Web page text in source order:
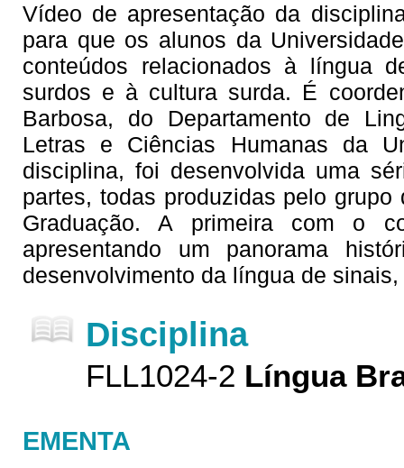
Vídeo de apresentação da
para que os alunos da
conteúdos relacionados à língua
surdos e à cultura surda. É
Barbosa, do Departamento de
Letras e Ciências Humanas da
disciplina, foi desenvolvida uma
partes, todas produzidas pelo
Graduação. A primeira com o
apresentando um panorama
desenvolvimento da língua de
Disciplina
FLL1024-2 Língua
EMENTA